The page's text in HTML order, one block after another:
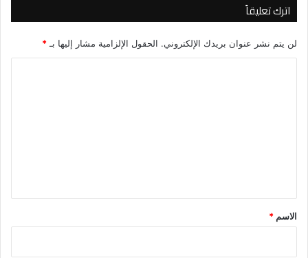
اترك تعليقاً
لن يتم نشر عنوان بريدك الإلكتروني. الحقول الإلزامية مشار إليها بـ*
*
الاسم *